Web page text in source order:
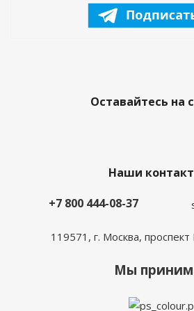
Оставайтесь на
Наши
+7 800 444-08-37
119571, г. Москва,
Мы